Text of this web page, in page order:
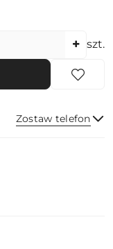
szt.
Zostaw telefon